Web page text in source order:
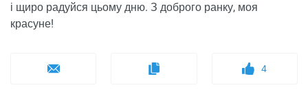
і щиро радуйся цьому дню. З доброго ранку, моя
красуне!
4